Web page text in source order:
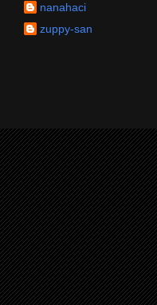
nanahaci
zuppy-san